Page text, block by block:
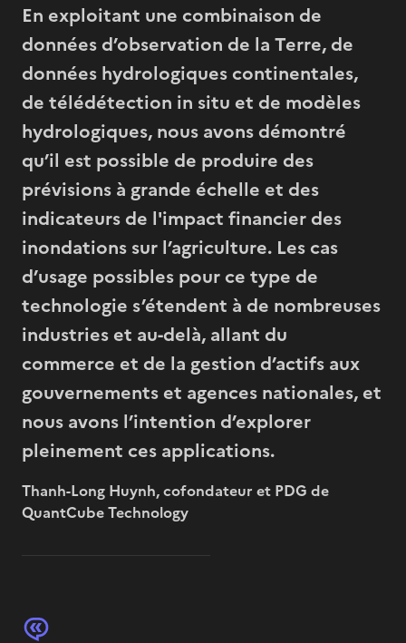
En exploitant une combinaison de
données d’observation de la Terre, de
données hydrologiques continentales,
de télédétection in situ et de modèles
hydrologiques, nous avons démontré
qu’il est possible de produire des
prévisions à grande échelle et des
indicateurs de l'impact financier des
inondations sur l’agriculture. Les cas
d’usage possibles pour ce type de
technologie s’étendent à de nombreuses
industries et au-delà, allant du
commerce et de la gestion d’actifs aux
gouvernements et agences nationales, et
nous avons l’intention d’explorer
pleinement ces applications.
Thanh-Long Huynh, cofondateur et PDG de
QuantCube Technology